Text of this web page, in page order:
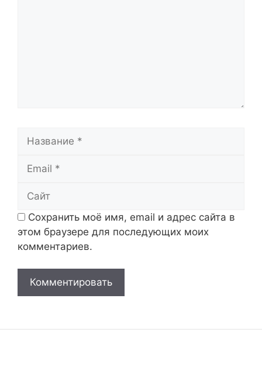
Сохранить моё имя, email и адрес сайта в
этом браузере для последующих моих
комментариев.